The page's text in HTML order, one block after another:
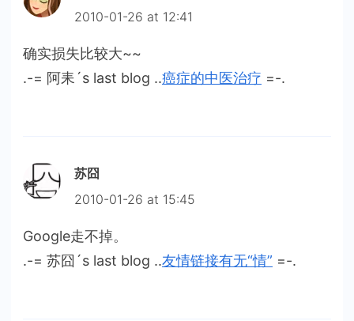
2010-01-26 at 12:41
确实损失比较大~~
.-= 阿耒´s last blog ..癌症的中医治疗 =-.
苏囧
2010-01-26 at 15:45
Google走不掉。
.-= 苏囧´s last blog ..友情链接有无“情” =-.